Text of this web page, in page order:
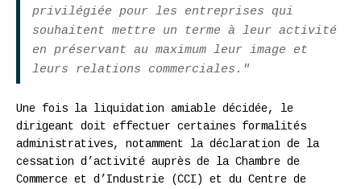
privilégiée pour les entreprises qui
souhaitent mettre un terme à leur activité
en préservant au maximum leur image et
leurs relations commerciales."
Une fois la liquidation amiable décidée, le
dirigeant doit effectuer certaines formalités
administratives, notamment la déclaration de la
cessation d’activité auprès de la Chambre de
Commerce et d’Industrie (CCI) et du Centre de